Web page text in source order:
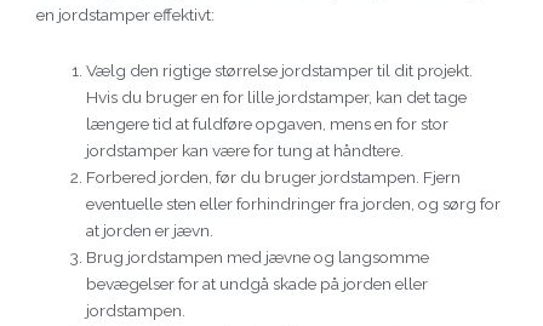
en jordstamper effektivt:
Vælg den rigtige størrelse jordstamper til dit projekt.
Hvis du bruger en for lille jordstamper, kan det tage
længere tid at fuldføre opgaven, mens en for stor
jordstamper kan være for tung at håndtere.
Forbered jorden, før du bruger jordstampen. Fjern
eventuelle sten eller forhindringer fra jorden, og sørg for
at jorden er jævn.
Brug jordstampen med jævne og langsomme
bevægelser for at undgå skade på jorden eller
jordstampen.